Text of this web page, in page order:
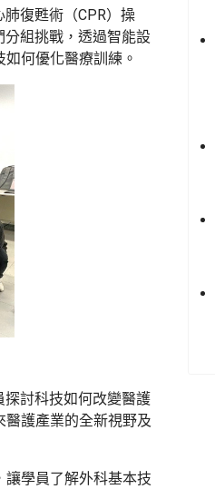
復甦術（CPR）操
組挑戰，透過智能設
何優化醫療訓練。
探討科技如何改變醫護
護產業的全新視野及
讓學員了解外科基本技